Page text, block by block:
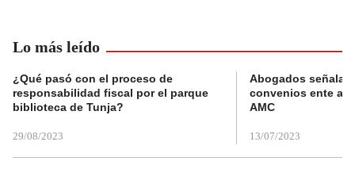
Lo más leído
¿Qué pasó con el proceso de
responsabilidad fiscal por el parque
biblioteca de Tunja?
29/08/2023
Abogados
convenios ente
AMC
13/07/2023